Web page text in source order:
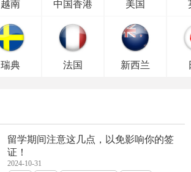
越南 中国香港 美国
瑞典 法国 新西兰
留学期间注意这几点，以免影响你的签
证！
2024-10-31